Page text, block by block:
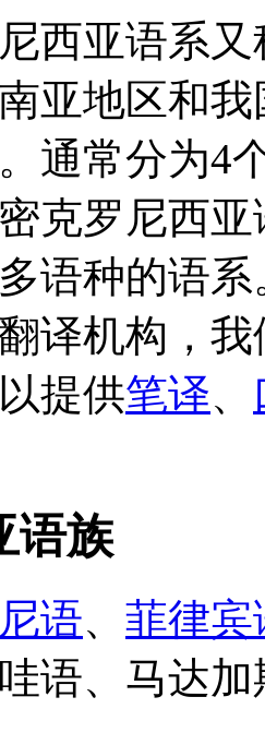
西亚语系
亚地区和
通常分为4
克罗尼西
语种的语系
译机构，
提供笔译、
语族
语、 菲律宾
语、马达